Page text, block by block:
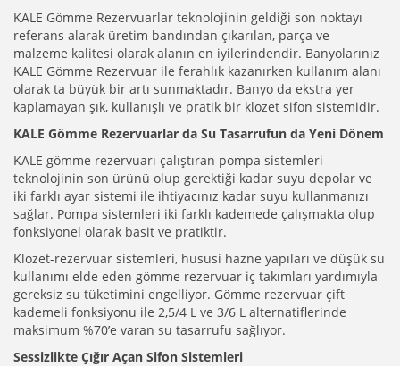
KALE Gömme Rezervuarlar teknolojinin geldiği son noktayı
referans alarak üretim bandından çıkarılan, parça ve
malzeme kalitesi olarak alanın en iyilerindendir. Banyolarınız
KALE Gömme Rezervuar ile ferahlık kazanırken kullanım alanı
olarak ta büyük bir artı sunmaktadır. Banyo da ekstra yer
kaplamayan şık, kullanışlı ve pratik bir klozet sifon sistemidir.
KALE Gömme Rezervuarlar da Su Tasarrufun da Yeni Dönem
KALE gömme rezervuarı çalıştıran pompa sistemleri
teknolojinin son ürünü olup gerektiği kadar suyu depolar ve
iki farklı ayar sistemi ile ihtiyacınız kadar suyu kullanmanızı
sağlar. Pompa sistemleri iki farklı kademede çalışmakta olup
fonksiyonel olarak basit ve pratiktir.
Klozet-rezervuar sistemleri, hususi hazne yapıları ve düşük su
kullanımı elde eden gömme rezervuar iç takımları yardımıyla
gereksiz su tüketimini engelliyor. Gömme rezervuar çift
kademeli fonksiyonu ile 2,5/4 L ve 3/6 L alternatiflerinde
maksimum %70’e varan su tasarrufu sağlıyor.
Sessizlikte Çığır Açan Sifon Sistemleri